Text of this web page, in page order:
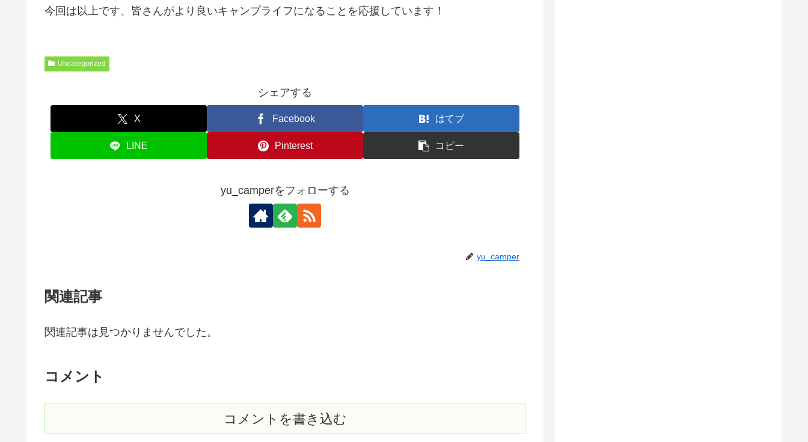
今回は以上です、皆さんがより良いキャンプライフになることを応援しています！
Uncategorized
シェアする
X Facebook はてブ
LINE Pinterest コピー
yu_camperをフォローする
yu_camper
関連記事
関連記事は見つかりませんでした。
コメント
コメントを書き込む